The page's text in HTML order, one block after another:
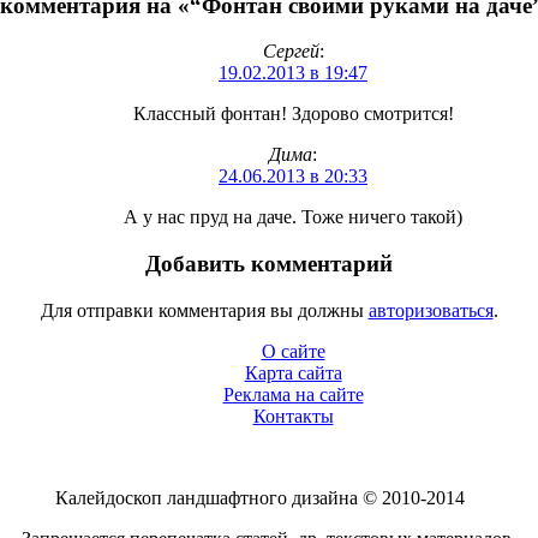
Сергей:
19.02.2013 в 19:47
Классный фонтан! Здорово смотрится!
Дима:
24.06.2013 в 20:33
А у нас пруд на даче. Тоже ничего такой)
Добавить комментарий
Для отправки комментария вы должны авторизоваться.
О сайте
Карта сайта
Реклама на сайте
Контакты
Калейдоскоп ландшафтного дизайна © 2010-2014